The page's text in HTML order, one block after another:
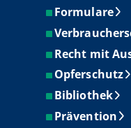
Formulare
Recht mit
Opferschutz
Bibliothek
Prävention